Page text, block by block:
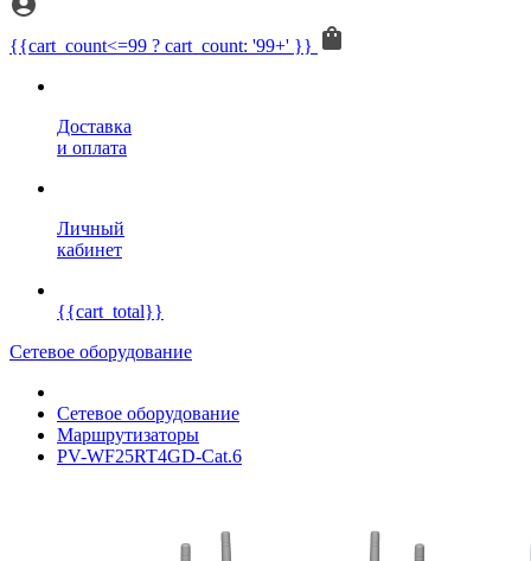
{{cart_count<=99 ? cart_count: '99+' }}
Доставка
и оплата
Личный
кабинет
{{cart_total}}
Сетевое оборудование
Сетевое оборудование
Маршрутизаторы
PV-WF25RT4GD-Cat.6